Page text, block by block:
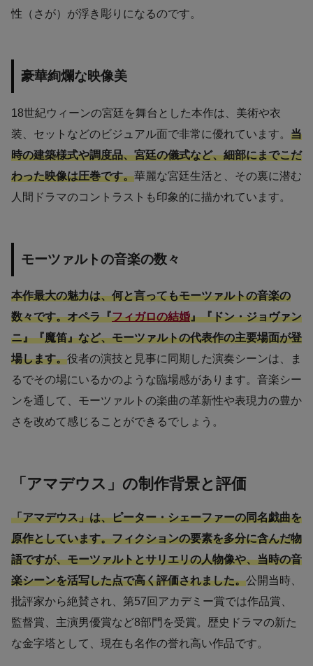
性（さが）が浮き彫りになるのです。
豪華絢爛な映像美
18世紀ウィーンの宮廷を舞台とした本作は、美術や衣
装、セットなどのビジュアル面で非常に優れています。 当
時の建築様式や調度品、宮廷の儀式など、細部にまでこだ
わった映像は圧巻です。華麗な宮廷生活と、その裏に潜む
人間ドラマのコントラストも印象的に描かれています。
モーツァルトの音楽の数々
本作最大の魅力は、何と言ってもモーツァルトの音楽の
数々です。オペラ『フィガロの結婚』『ドン・ジョヴァン
ニ』『魔笛』など、モーツァルトの代表作の主要場面が登
場します。役者の演技と見事に同期した演奏シーンは、ま
るでその場にいるかのような臨場感があります。音楽シー
ンを通して、モーツァルトの楽曲の革新性や表現力の豊か
さを改めて感じることができるでしょう。
「アマデウス」の制作背景と評価
「アマデウス」は、ピーター・シェーファーの同名戯曲を
原作としています。フィクションの要素を多分に含んだ物
語ですが、モーツァルトとサリエリの人物像や、当時の音
楽シーンを活写した点で高く評価されました。公開当時、
批評家から絶賛され、第57回アカデミー賞では作品賞、
監督賞、主演男優賞など8部門を受賞。歴史ドラマの新た
な金字塔として、現在も名作の誉れ高い作品です。